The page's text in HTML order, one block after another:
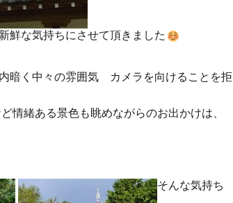
鮮な気持ちにさせて頂きました
暗く中々の雰囲気 カメラを向けることを拒
情緒ある景色も眺めながらのお出かけは、
そんな気持ち